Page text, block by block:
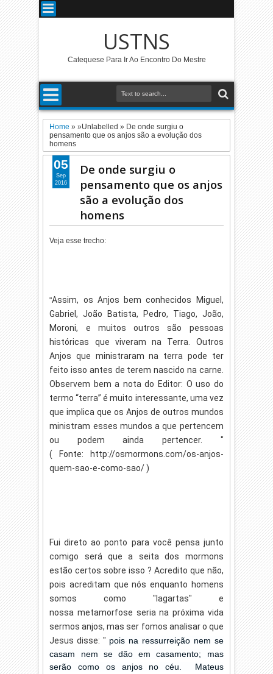
USTNS
Catequese Para Ir Ao Encontro Do Mestre
Home » »Unlabelled » De onde surgiu o
pensamento que os anjos são a evolução dos
homens
De onde surgiu o
pensamento que os anjos
são a evolução dos
homens
Veja esse trecho:
"Assim, os Anjos bem conhecidos Miguel,
Gabriel, João Batista, Pedro, Tiago, João,
Moroni, e muitos outros são pessoas
históricas que viveram na Terra. Outros
Anjos que ministraram na terra pode ter
feito isso antes de terem nascido na carne.
Observem bem a nota do Editor: O uso do
termo “terra” é muito interessante, uma vez
que implica que os Anjos de outros mundos
ministram esses mundos a que pertencem
ou podem ainda pertencer. "
(
Fonte:
http://osmormons.com/os-anjos-
quem-sao-e-como-sao/ )
Fui direto ao ponto para você pensa junto
comigo será que a seita dos mormons
estão certos sobre isso ? Acredito que não,
pois acreditam que nós enquanto homens
somos como "lagartas" e
nossa metamorfose seria na próxima vida
sermos anjos, mas ser fomos analisar o que
Jesus disse: " pois na ressurreição nem se
casam nem se dão em casamento; mas
serão como os anjos no céu.
Mateus
05
Sep
2016